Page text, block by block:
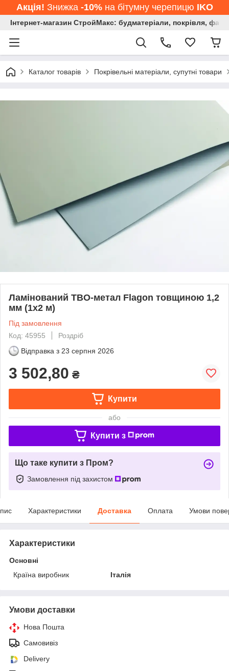
Акція! Знижка -10%на бітумну черепицю IKO
Інтернет-магазин СтройМакс: будматеріали, покрівля,
Каталог товарів Покрівельні матеріали, супутні товари
Ламінований ТВО-метал Flagon товщиною 1,2
мм (1х2 м)
Під замовлення
Код: 45955
Роздріб
Відправка з 23 серпня 2026
3 502,80 ₴
Купити
або
Купити з
Що таке купити з Пром?
Замовлення під захистом
Характеристики Доставка Оплата Умови
Характеристики
Основні
Країна виробник
Італія
Умови доставки
Нова Пошта
Самовивіз
Delivery